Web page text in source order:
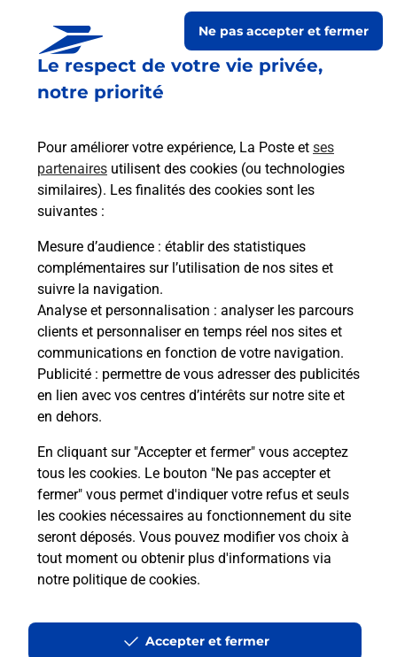
Le respect de votre vie privée,
notre priorité
Pour améliorer votre expérience, La Poste et ses
partenaires utilisent des cookies (ou technologies
similaires). Les finalités des cookies sont les
suivantes :
Mesure d’audience : établir des statistiques
complémentaires sur l’utilisation de nos sites et
suivre la navigation.
Analyse et personnalisation : analyser les parcours
clients et personnaliser en temps réel nos sites et
communications en fonction de votre navigation.
Publicité : permettre de vous adresser des publicités
en lien avec vos centres d’intérêts sur notre site et
en dehors.
En cliquant sur "Accepter et fermer" vous acceptez
tous les cookies. Le bouton "Ne pas accepter et
fermer" vous permet d'indiquer votre refus et seuls
les cookies nécessaires au fonctionnement du site
seront déposés. Vous pouvez modifier vos choix à
tout moment ou obtenir plus d'informations via
notre politique de cookies.
Ne pas accepter et fermer
Accepter et fermer
Boîte aux lettres La Poste
Place De L Eglise
26560 Sederon
Le lien s'ouvre dans un nouvel onglet
Boîte aux Lettres La Poste
Prochaine collecte du courrierlundià 09h00
1 Place Du Grand Lavoir
26560 Sederon
Le lien s'ouvre dans un nouvel onglet
Localiser Liste Boîtes aux lettres Drôme Sederon
Accessibilité : partiellement conforme